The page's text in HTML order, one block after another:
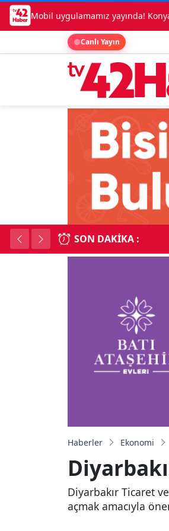
Mobil uygulamamız yayında!
Canlı Yayın
SON DAKIKA :
Haberler Ekonomi
Diyarbakır Ticaret
açmak amacıyla